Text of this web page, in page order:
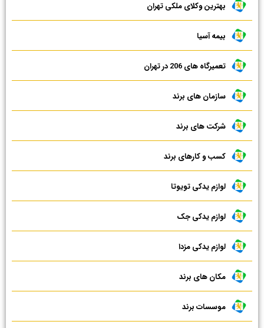
بهترین وکلای ملکی تهران
بیمه آسیا
تعمیرگاه های 206 در تهران
سازمان های برند
شرکت های برند
کسب و کارهای برند
لوازم یدکی تویوتا
لوازم یدکی جک
لوازم یدکی مزدا
مکان های برند
موسسات برند